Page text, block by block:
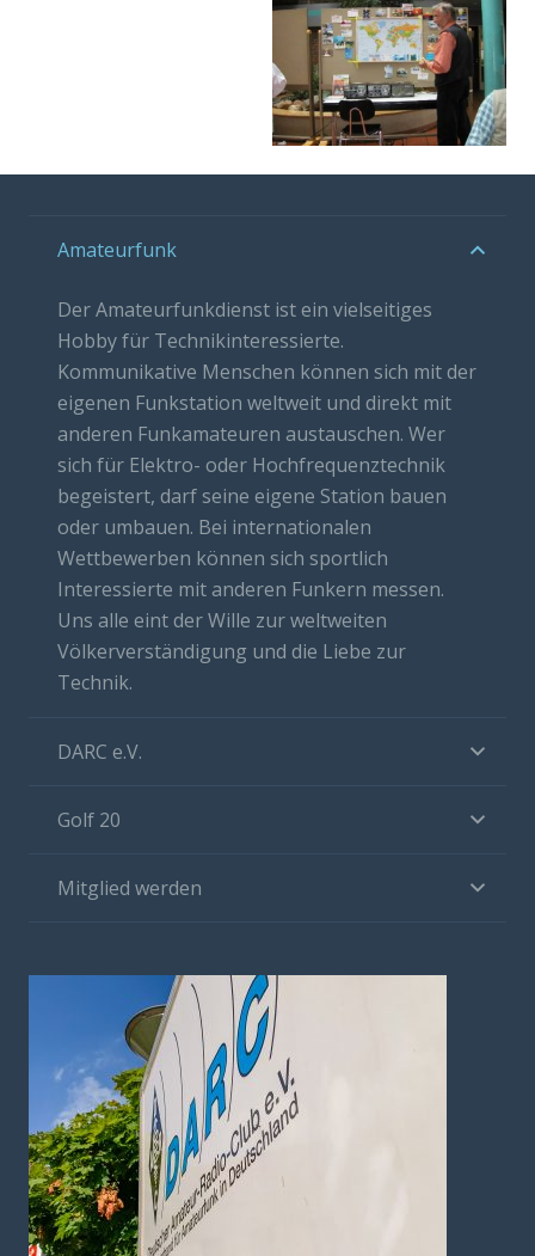
Amateurfunk
Der Amateurfunkdienst ist ein vielseitiges
Hobby für Technikinteressierte.
Kommunikative Menschen können sich mit der
eigenen Funkstation weltweit und direkt mit
anderen Funkamateuren austauschen. Wer
sich für Elektro- oder Hochfrequenztechnik
begeistert, darf seine eigene Station bauen
oder umbauen. Bei internationalen
Wettbewerben können sich sportlich
Interessierte mit anderen Funkern messen.
Uns alle eint der Wille zur weltweiten
Völkerverständigung und die Liebe zur
Technik.
DARC e.V.
Golf 20
Mitglied werden